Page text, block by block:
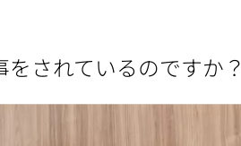
されているのですか？